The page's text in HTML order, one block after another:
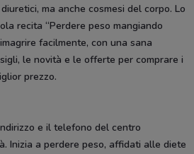
ma anche cosmesi del corpo. Lo
recita “Perdere peso mangiando
facilmente, con una sana
le novità e le offerte per comprare i
prezzo.
e il telefono del centro
Inizia a perdere peso, affidati alle diete